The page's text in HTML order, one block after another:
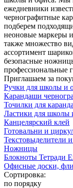
ежедневники
чернографитные
подберем
неоновые маркеры
также множество
ассортимент
безопасные
профессиональные
Приглашаем за
Ручки для школы и
Карандаши
Точилки для
Ластики для школы
Канцелярский клей
Готовальни и
Текстовыделители
Ножницы
Блокноты Тетради
Офисные доски,
Сортировка:
по порядку